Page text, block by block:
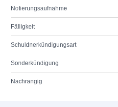
Notierungsaufnahme
Fälligkeit
Schuldnerkündigungsart
Sonderkündigung
Nachrangig